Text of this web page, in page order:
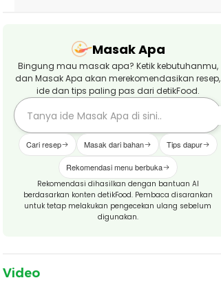
Masak Apa
Bingung mau masak apa? Ketik kebutuhanmu,
dan Masak Apa akan merekomendasikan resep,
ide dan tips paling pas dari detikFood.
Cari resep Masak dari bahan Tips dapur
Rekomendasi menu berbuka
Rekomendasi dihasilkan dengan bantuan AI
berdasarkan konten detikFood. Pembaca disarankan
untuk tetap melakukan pengecekan ulang sebelum
digunakan.
Video